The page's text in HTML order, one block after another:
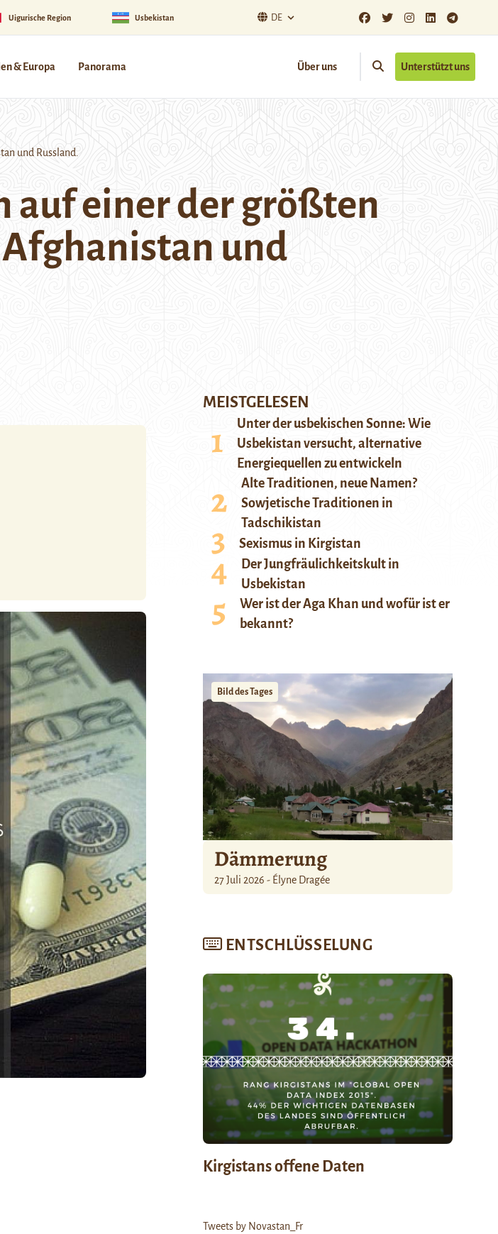
Uigurische Region Usbekistan DE
& Europa Panorama Über uns Unterstützt uns
und Russland.
einer der größten
und
MEISTGELESEN
Unter der usbekischen Sonne: Wie
Usbekistan versucht, alternative
Energiequellen zu entwickeln
Alte Traditionen, neue Namen?
Sowjetische Traditionen in
Tadschikistan
Sexismus in Kirgistan
Der Jungfräulichkeitskult in
Usbekistan
Wer ist der Aga Khan und wofür ist er
bekannt?
Bild des Tages
Dämmerung
27 Juli 2026 - Élyne Dragée
ENTSCHLÜSSELUNG
Kirgistans offene Daten
Tweets by Novastan_Fr